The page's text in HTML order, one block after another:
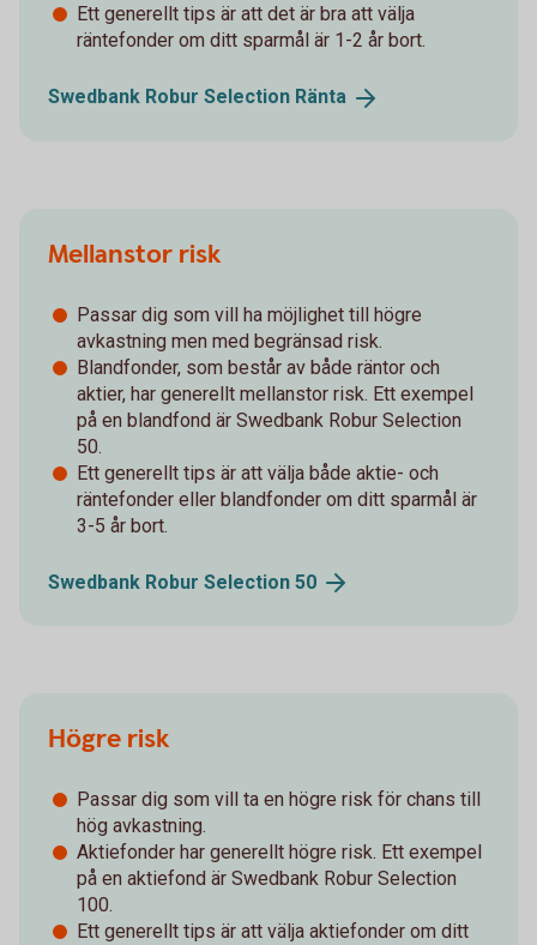
Ett generellt tips är att det är bra att välja
räntefonder om ditt sparmål är 1-2 år bort.
Swedbank Robur Selection Ränta
Mellanstor risk
Passar dig som vill ha möjlighet till högre
avkastning men med begränsad risk.
Blandfonder, som består av både räntor och
aktier, har generellt mellanstor risk. Ett exempel
på en blandfond är Swedbank Robur Selection
50.
Ett generellt tips är att välja både aktie- och
räntefonder eller blandfonder om ditt sparmål är
3-5 år bort.
Swedbank Robur Selection 50
Högre risk
Passar dig som vill ta en högre risk för chans till
hög avkastning.
Aktiefonder har generellt högre risk. Ett exempel
på en aktiefond är Swedbank Robur Selection
100.
Ett generellt tips är att välja aktiefonder om ditt